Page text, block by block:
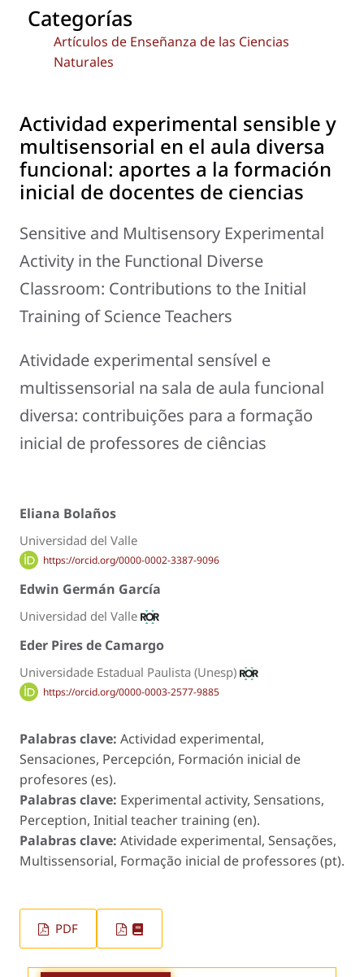
Categorías
Artículos de Enseñanza de las Ciencias
Naturales
Actividad experimental sensible y
multisensorial en el aula diversa
funcional: aportes a la formación
inicial de docentes de ciencias
Sensitive and Multisensory Experimental
Activity in the Functional Diverse
Classroom: Contributions to the Initial
Training of Science Teachers
Atividade experimental sensível e
multissensorial na sala de aula funcional
diversa: contribuições para a formação
inicial de professores de ciências
Eliana Bolaños
Universidad del Valle
https://orcid.org/0000-0002-3387-9096
Edwin Germán García
Universidad del Valle
Eder Pires de Camargo
Universidade Estadual Paulista (Unesp)
https://orcid.org/0000-0003-2577-9885
Palabras clave: Actividad experimental,
Sensaciones, Percepción, Formación inicial de
profesores (es).
Palabras clave: Experimental activity, Sensations,
Perception, Initial teacher training (en).
Palabras clave: Atividade experimental, Sensações,
Multissensorial, Formação inicial de professores (pt).
PDF